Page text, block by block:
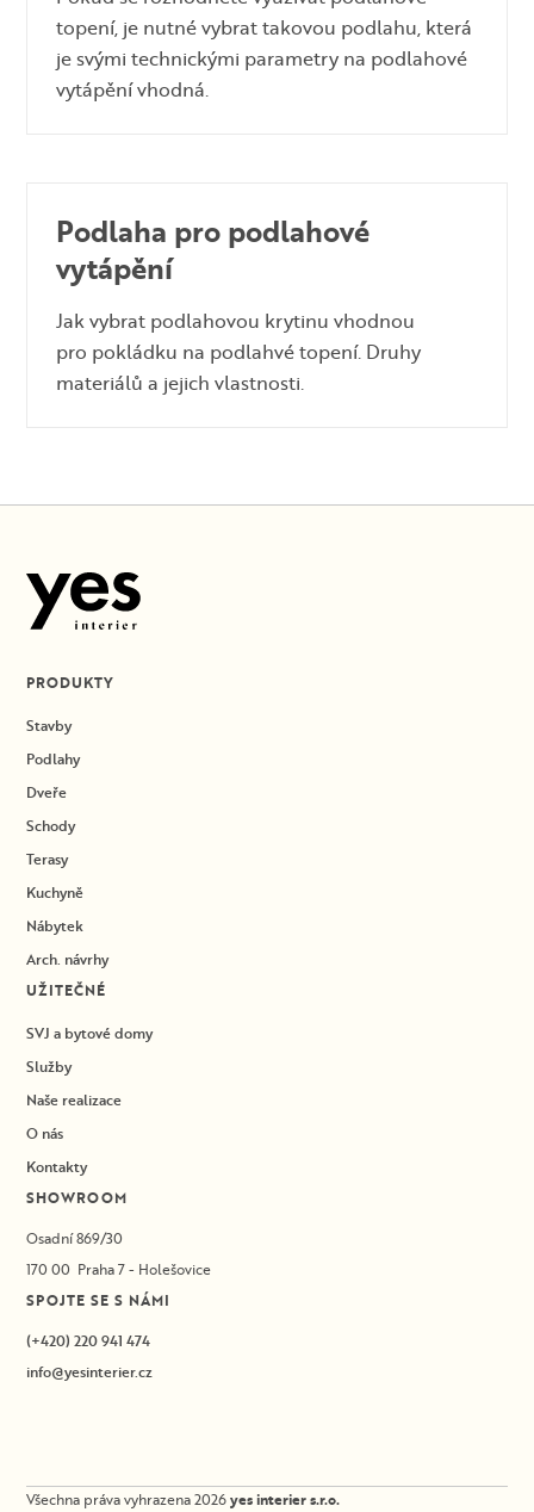
topení, je nutné vybrat takovou podlahu, která
je svými technickými parametry na podlahové
vytápění vhodná.
Podlaha pro podlahové
vytápění
Jak vybrat podlahovou krytinu vhodnou
pro pokládku na podlahvé topení. Druhy
materiálů a jejich vlastnosti.
PRODUKTY
Stavby
Podlahy
Dveře
Schody
Terasy
Kuchyně
Nábytek
Arch. návrhy
UŽITEČNÉ
SVJ a bytové domy
Služby
Naše realizace
O nás
Kontakty
SHOWROOM
Osadní 869/30
170 00 Praha 7 - Holešovice
SPOJTE SE S NÁMI
(+420) 220 941 474
info@yesinterier.cz
Všechna práva vyhrazena 2026yes interier s.r.o.